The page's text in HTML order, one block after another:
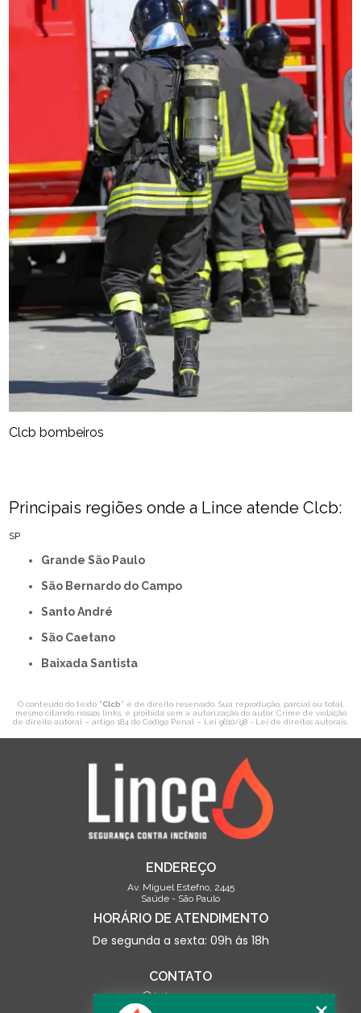
Clcb bombeiros
Principais regiões onde a Lince atende Clcb:
SP
Grande São Paulo
São Bernardo do Campo
Santo André
São Caetano
Baixada Santista
O conteúdo do texto "Clcb" é de direito reservado. Sua reprodução, parcial ou total,
mesmo citando nossos links, é proibida sem a autorização do autor. Crime de violação
de direito autoral – artigo 184 do Código Penal – Lei 9610/98 - Lei de direitos autorais
ENDEREÇO
Av. Miguel Estefno, 2445
Saúde - São Paulo
HORÁRIO DE ATENDIMENTO
De segunda a sexta: 09h ás 18h
CONTATO
(13) 3500-0703
contato@linceseguranca.com.br